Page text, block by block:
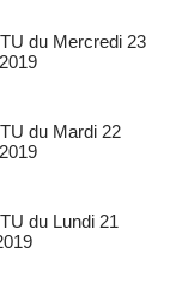
du Mercredi 23
du Mardi 22
du Lundi 21